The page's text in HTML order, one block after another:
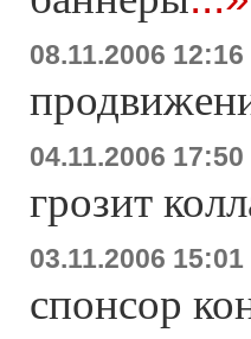
08.11.2006 12:16
04.11.2006 17:50
грозит
03.11.2006 15:01
спонсор